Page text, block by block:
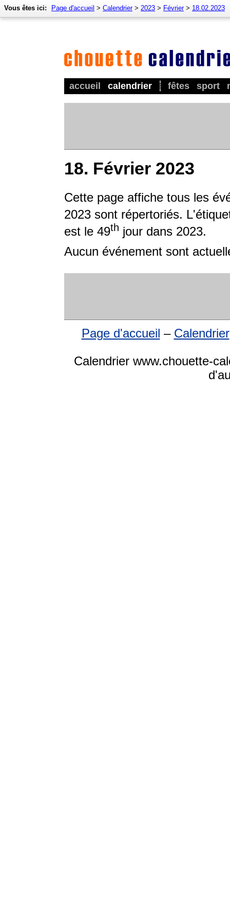
accueil calendrier fêtes sport
Vous êtes ici: Page d'accueil > Calendrier> 2023 > Février> 18.02.2023
18. Février 2023
Cette page affiche tous les
2023 sont répertoriés.
est le 49th jour dans 2023.
Aucun événement sont
Page d'accueil – Calendrier
Calendrier www.chouette-